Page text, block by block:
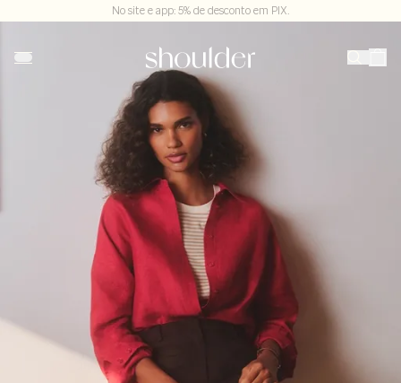
No site e app: 5% de desconto em PIX.